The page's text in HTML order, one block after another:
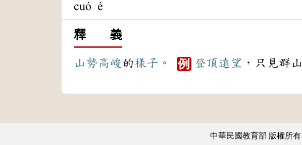
cuó é
釋 義
山勢高峻 的樣子 。 例 登頂遠望 ，只見群山
中華民國教育部 版權所有